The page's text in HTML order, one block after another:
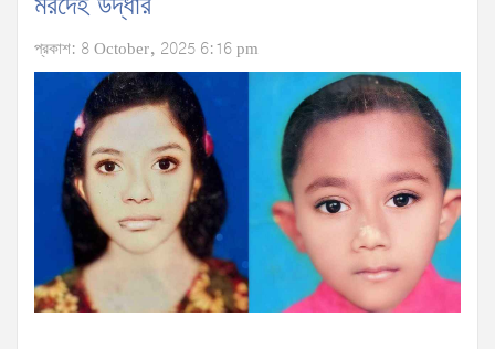
প্রকাশ: 8 October, 2025 6:16 pm